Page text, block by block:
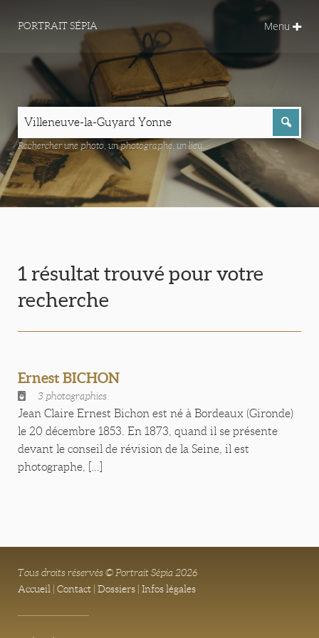
PORTRAIT SÉPIA Menu
Rechercher une photo, un photographe, un lieu...
1 résultat trouvé pour votre
recherche
Ernest BICHON
3 photographies
Jean Claire Ernest Bichon est né à Bordeaux (Gironde)
le 20 décembre 1853. En 1873, quand il se présente
devant le conseil de révision de la Seine, il est
photographe, [...]
Tous droits réservés © Portrait Sépia 2026
Accueil
Contact Dossiers Infos légales